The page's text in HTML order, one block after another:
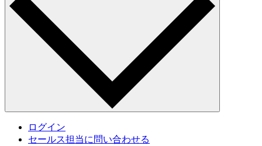
ログイン
セールス担当に問い合わせる